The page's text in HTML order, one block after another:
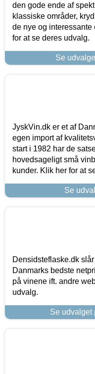
den gode ende af
klassiske områder,
de nye og interessante
for at se deres udvalg.
Se
JyskVin.dk er et af
egen import af
start i 1982 har de
hovedsageligt små
kunder. Klik her for at
Se
Densidsteflaske.dk
Danmarks bedste
på vinene ift. andre
udvalg.
Se udvalget